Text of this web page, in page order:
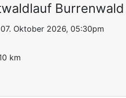
Burrenwald
Oktober 2026, 05:30pm
km